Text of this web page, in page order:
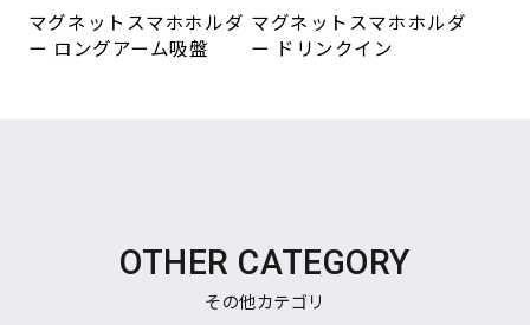
マグネットスマホホルダ
ー ロングアーム吸盤
マグネットスマホホルダ
ー ドリンクイン
OTHER CATEGORY
その他カテゴリ